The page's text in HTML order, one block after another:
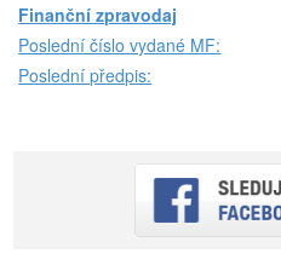
Finanční zpravodaj
Poslední číslo vydané MF:
Poslední předpis: